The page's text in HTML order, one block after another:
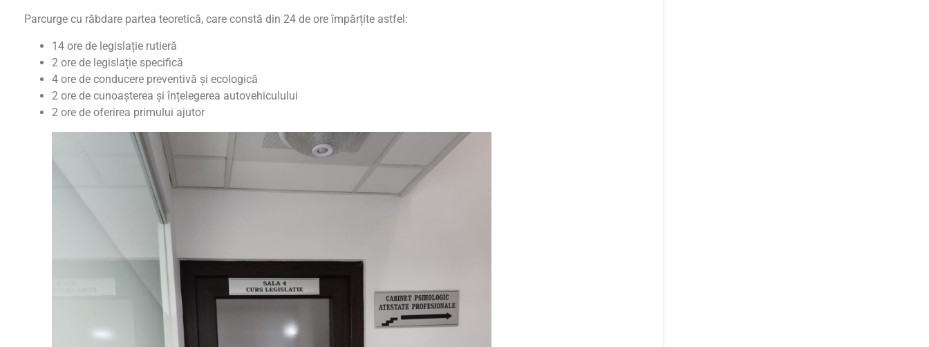
Parcurge cu răbdare partea teoretică, care constă din 24 de ore împărțite astfel:
14 ore de legislație rutieră
2 ore de legislație specifică
4 ore de conducere preventivă și ecologică
2 ore de cunoașterea și înțelegerea autovehiculului
2 ore de oferirea primului ajutor